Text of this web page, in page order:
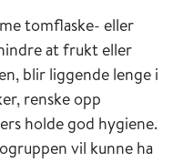
tomflaske- eller
at frukt eller
blir liggende lenge i
renske opp
holde god hygiene.
vil kunne ha